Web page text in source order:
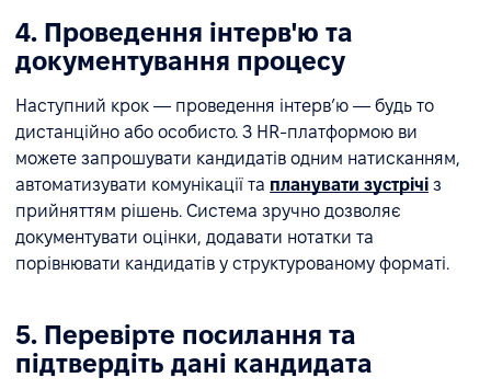
4. Проведення інтерв'ю та
документування процесу
Наступний крок — проведення інтерв’ю — будь то
дистанційно або особисто. З HR-платформою ви
можете запрошувати кандидатів одним натисканням,
автоматизувати комунікації та планувати зустрічі з
прийняттям рішень. Система зручно дозволяє
документувати оцінки, додавати нотатки та
порівнювати кандидатів у структурованому форматі.
5. Перевірте посилання та
підтвердіть дані кандидата